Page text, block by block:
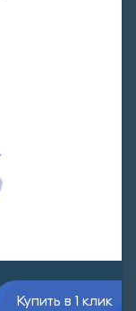
Купить в 1 клик